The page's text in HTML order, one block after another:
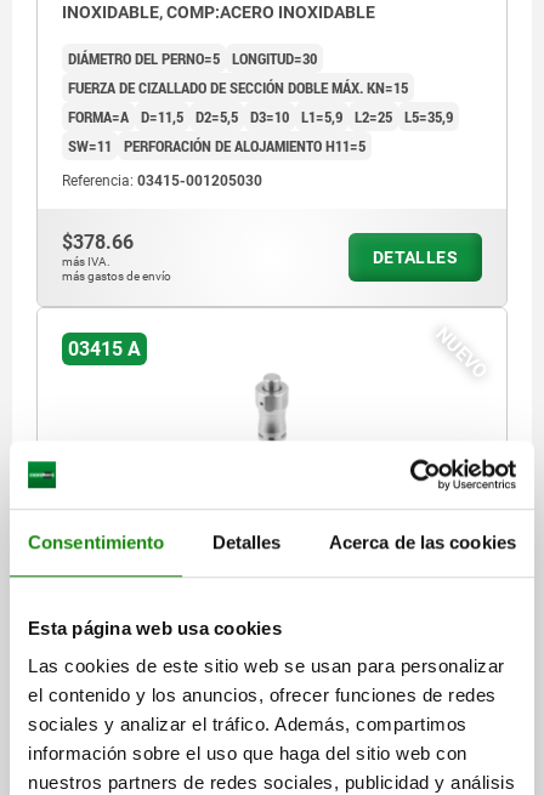
Consentimiento Detalles Acerca de las cookies
Esta página web usa cookies
Las cookies de este sitio web se usan para personalizar
el contenido y los anuncios, ofrecer funciones de redes
sociales y analizar el tráfico. Además, compartimos
información sobre el uso que haga del sitio web con
nuestros partners de redes sociales, publicidad y análisis
INOXIDABLE, COMP:ACERO INOXIDABLE
DIÁMETRO DEL PERNO=5 LONGITUD=30
FUERZA DE CIZALLADO DE SECCIÓN DOBLE MÁX. KN=15
FORMA=A D=11,5 D2=5,5 D3=10 L1=5,9 L2=25 L5=35,9
SW=11
PERFORACIÓN DE ALOJAMIENTO H11=5
Referencia: 03415-001205030
$378.66
más IVA.
más gastos de envío
DETALLES
NUEVO
03415 A
PERNO DE BLOQUEO DE BOLA, FORMA:A CON ASA
EMPOTRADA, D1=5, L=35, L1=5,9, L5=40,9, ACERO
FUERZA DE CIZALLADO DE SECCIÓN DOBLE MÁX. KN=15
FORMA=A D=11,5 D2=5,5 D3=10 L1=5,9 L2=25
L5=40,9
SW=11 PERFORACIÓN DE ALOJAMIENTO H11=5
03415-001205035